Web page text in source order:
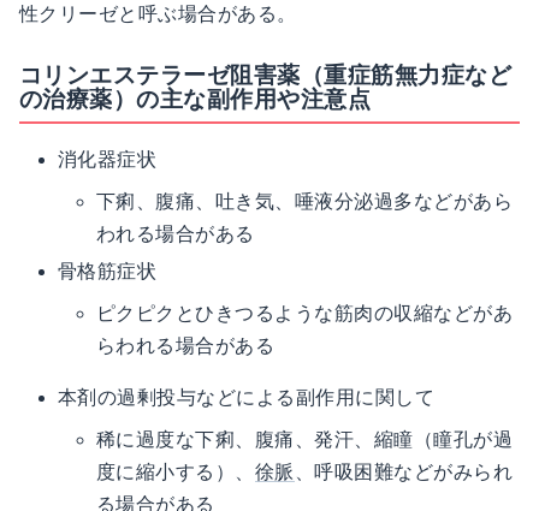
性クリーゼと呼ぶ場合がある。
コリンエステラーゼ阻害薬（重症筋無力症など
の治療薬）の主な副作用や注意点
消化器症状
下痢、腹痛、吐き気、唾液分泌過多などがあら
われる場合がある
骨格筋症状
ピクピクとひきつるような筋肉の収縮などがあ
らわれる場合がある
本剤の過剰投与などによる副作用に関して
稀に過度な下痢、腹痛、発汗、縮瞳（瞳孔が過
度に縮小する）、 徐脈
、呼吸困難などがみられ
る場合がある